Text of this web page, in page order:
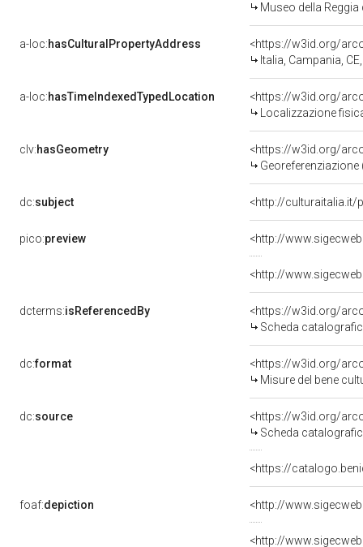
Museo della Reggia
a-loc:hasCulturalPropertyAddress
<https://w3id.org/
Italia, Campania,
a-loc:hasTimeIndexedTypedLocation
<https://w3id.org/
Localizzazione
clv:hasGeometry
<https://w3id.org/
dc:subject <http://culturaitalia.it/
pico:preview
dcterms:isReferencedBy
<https://w3id.org/
Scheda
dc:format
<https://w3id.org/
Misure del bene
dc:source
<https://w3id.org/
Scheda
<https://
foaf:depiction